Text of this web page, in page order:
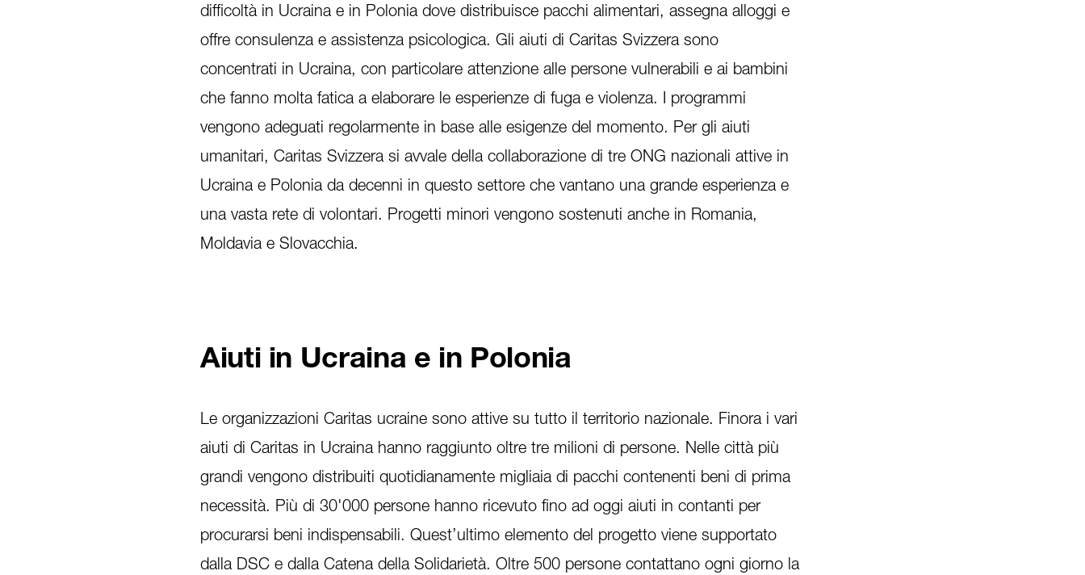
difficoltà in Ucraina e in Polonia dove distribuisce pacchi alimentari, assegna alloggi e
offre consulenza e assistenza psicologica. Gli aiuti di Caritas Svizzera sono
concentrati in Ucraina, con particolare attenzione alle persone vulnerabili e ai bambini
che fanno molta fatica a elaborare le esperienze di fuga e violenza. I programmi
vengono adeguati regolarmente in base alle esigenze del momento. Per gli aiuti
umanitari, Caritas Svizzera si avvale della collaborazione di tre ONG nazionali attive in
Ucraina e Polonia da decenni in questo settore che vantano una grande esperienza e
una vasta rete di volontari. Progetti minori vengono sostenuti anche in Romania,
Moldavia e Slovacchia.
Aiuti in Ucraina e in Polonia
Le organizzazioni Caritas ucraine sono attive su tutto il territorio nazionale. Finora i vari
aiuti di Caritas in Ucraina hanno raggiunto oltre tre milioni di persone. Nelle città più
grandi vengono distribuiti quotidianamente migliaia di pacchi contenenti beni di prima
necessità. Più di 30'000 persone hanno ricevuto fino ad oggi aiuti in contanti per
procurarsi beni indispensabili. Quest’ultimo elemento del progetto viene supportato
dalla DSC e dalla Catena della Solidarietà. Oltre 500 persone contattano ogni giorno la